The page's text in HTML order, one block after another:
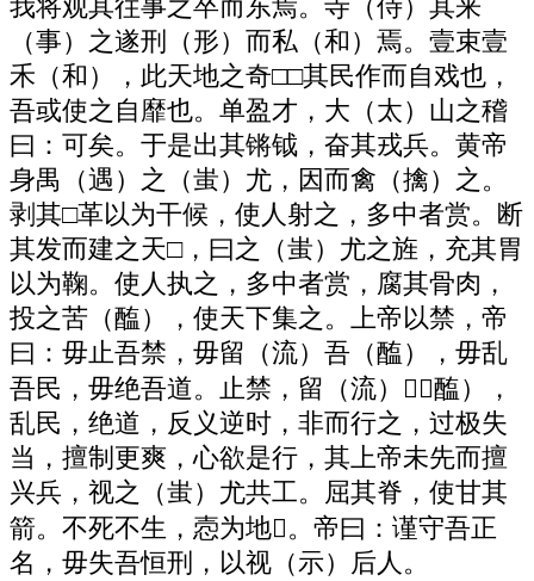
我将观其往事之卒而东焉。寺（侍）其来
（事）之遂刑（形）而私（和）焉。壹束壹
禾（和），此天地之奇□□其民作而自戏也，
吾或使之自靡也。单盈才，大（太）山之稽
曰：可矣。于是出其锵钺，奋其戎兵。黄帝
身禺（遇）之（蚩）尤，因而禽（擒）之。
剥其□革以为干候，使人射之，多中者赏。断
其发而建之天□，曰之（蚩）尤之旌，充其胃
以为鞠。使人执之，多中者赏，腐其骨肉，
投之苦（醢），使天下集之。上帝以禁，帝
曰：毋止吾禁，毋留（流）吾（醢），毋乱
吾民，毋绝吾道。止禁，留（流）（醢），
乱民，绝道，反义逆时，非而行之，过极失
当，擅制更爽，心欲是行，其上帝未先而擅
兴兵，视之（蚩）尤共工。屈其脊，使甘其
箭。不死不生，悫为地。帝曰：谨守吾正
名，毋失吾恒刑，以视（示）后人。